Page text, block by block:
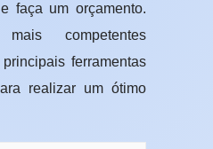
faça um orçamento.
competentes
ferramentas
realizar um ótimo